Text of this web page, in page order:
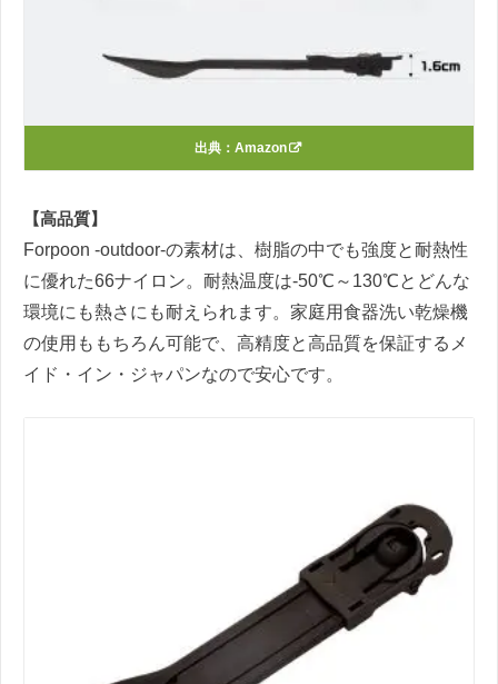
出典： Amazon
【高品質】
Forpoon -outdoor-の素材は、樹脂の中でも強度と耐熱性
に優れた66ナイロン。耐熱温度は-50℃～130℃とどんな
環境にも熱さにも耐えられます。家庭用食器洗い乾燥機
の使用ももちろん可能で、高精度と高品質を保証するメ
イド・イン・ジャパンなので安心です。